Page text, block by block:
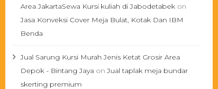
Area JakartaSewa Kursi kuliah di Jabodetabek on
Jasa Konveksi Cover Meja Bulat, Kotak Dan IBM
Benda
Jual Sarung Kursi Murah Jenis Ketat Grosir Area
Depok - Bintang Jaya onJual taplak meja bundar
skerting premium